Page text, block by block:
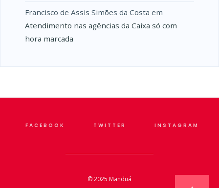
Francisco de Assis Simões da Costa em
Atendimento nas agências da Caixa só com
hora marcada
FACEBOOK TWITTER INSTAGRAM
© 2025 Manduá